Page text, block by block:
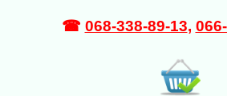
☎ 068-338-89-13,